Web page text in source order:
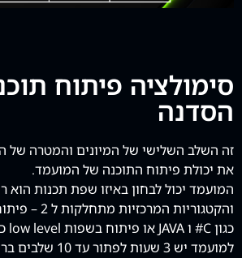
סימולציה פיתוח
הסדנה
זה השלב השלישי של המיונים והמטרה של
את יכולת פיתוח התוכנה של המועמד.
המועמד יכול לבחון באיזו שפת תכנות הוא
כגון C# ו JAVA או פיתוח בשפות low level כגון C ו C++.
למועמד יש 3 שעות